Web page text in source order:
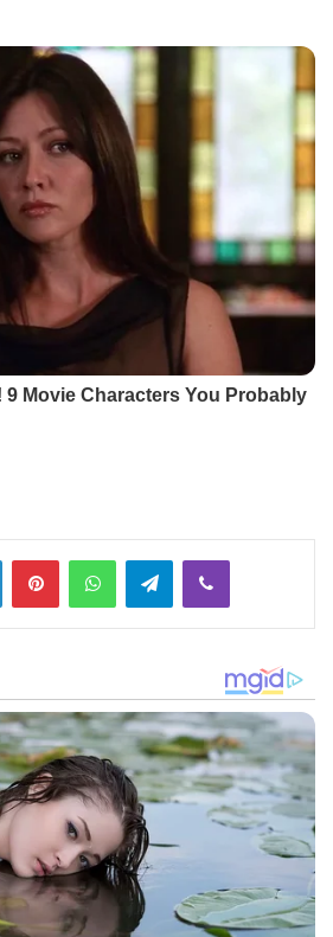
LinkedInPinterestWhatsAppTelegramViber